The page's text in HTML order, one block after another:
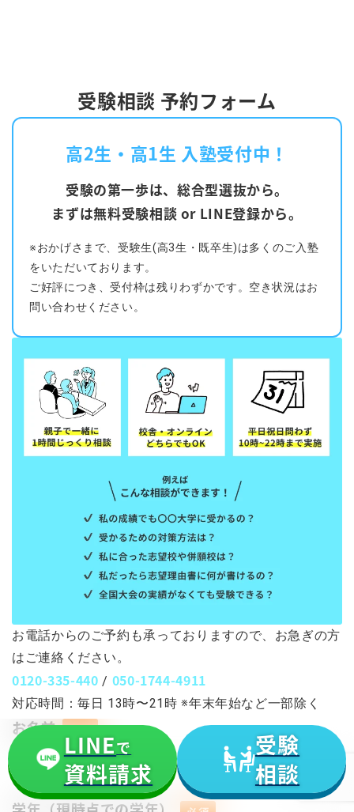
LINEで
資料請求
受験
相談
受験相談 予約フォーム
高2生・高1生 入塾受付中！
受験の第一歩は、総合型選抜から。
まずは無料受験相談 or LINE登録から。
※おかげさまで、受験生(高3生・既卒生)は多くのご入塾
をいただいております。
ご好評につき、受付枠は残りわずかです。空き状況はお
問い合わせください。
お電話からのご予約も承っておりますので、お急ぎの方
はご連絡ください。
0120-335-440 / 050-1744-4911
対応時間：毎日 13時〜21時 ※年末年始など一部除く
お名前 必須